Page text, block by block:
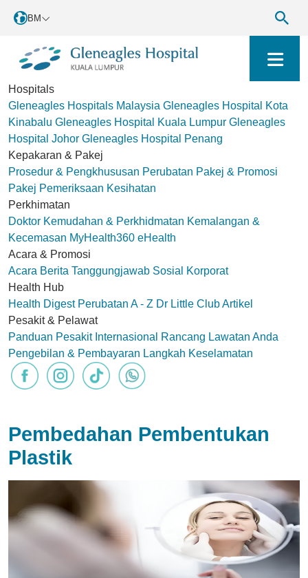
BM
Hospitals
Gleneagles Hospitals Malaysia Gleneagles Hospital Kota
Kinabalu Gleneagles Hospital Kuala Lumpur Gleneagles
Hospital Johor Gleneagles Hospital Penang
Kepakaran & Pakej
Prosedur & Pengkhususan Perubatan Pakej & Promosi
Pakej Pemeriksaan Kesihatan
Perkhimatan
Doktor Kemudahan & Perkhidmatan Kemalangan &
Kecemasan MyHealth360 eHealth
Acara & Promosi
Acara Berita Tanggungjawab Sosial Korporat
Health Hub
Health Digest Perubatan A - Z Dr Little ClubArtikel
Pesakit & Pelawat
Panduan Pesakit Internasional
Rancang Lawatan Anda
Pengebilan & Pembayaran Langkah Keselamatan
Pembedahan Pembentukan
Plastik